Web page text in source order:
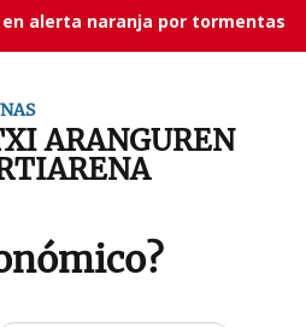
alerta naranja por tormentas
ARANGUREN